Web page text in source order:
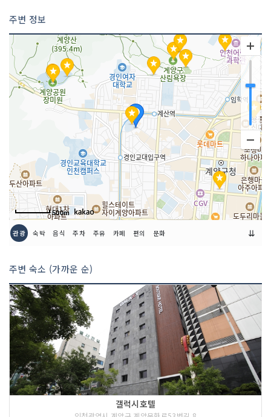
주최자 연락처 032-450-5754
주관사 정보 계양문화원
주관사 연락처 032-450-5754
무료
주변 정보
500m
관광 숙박 음식 주차 주유 카페 편의 문화 ⇊
주변 숙소 (가까운 순)
갤럭시호텔